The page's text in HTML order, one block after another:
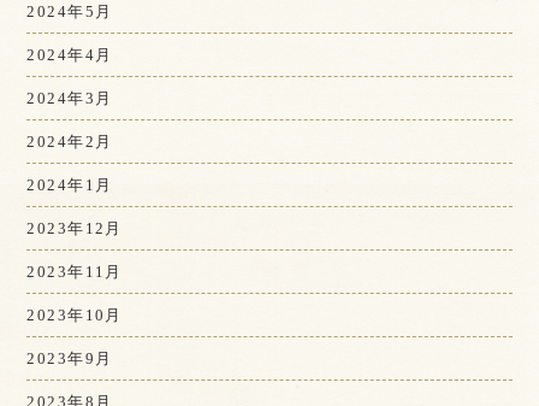
2024年5月
2024年4月
2024年3月
2024年2月
2024年1月
2023年12月
2023年11月
2023年10月
2023年9月
2023年8月